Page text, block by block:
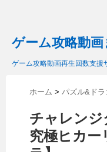
ゲーム攻略動
ゲーム攻略動画再生回数支援
ホーム > パズル&ドラ
チャレン
究極ヒカー